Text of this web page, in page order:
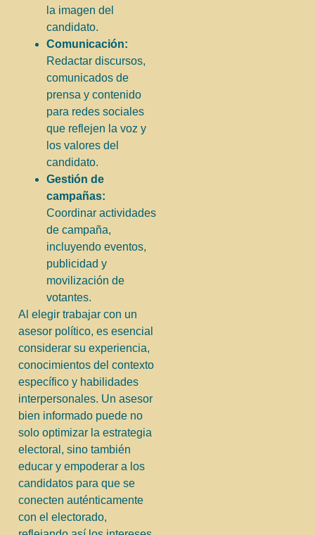
la imagen del
candidato.
Comunicación:
Redactar discursos,
comunicados de
prensa y contenido
para redes sociales
que reflejen la voz y
los valores del
candidato.
Gestión de
campañas:
Coordinar actividades
de campaña,
incluyendo eventos,
publicidad y
movilización de
votantes.
Al elegir trabajar con un
asesor político, es esencial
considerar su experiencia,
conocimientos del contexto
específico y habilidades
interpersonales. Un asesor
bien informado puede no
solo optimizar la estrategia
electoral, sino también
educar y empoderar a los
candidatos para que se
conecten auténticamente
con el electorado,